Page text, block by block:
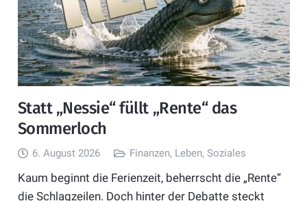
Statt „Nessie“ füllt „Rente“ das
Sommerloch
6. August 2026 Finanzen, Leben,Soziales
Kaum beginnt die Ferienzeit, beherrscht die „Rente“
die Schlagzeilen. Doch hinter der Debatte steckt